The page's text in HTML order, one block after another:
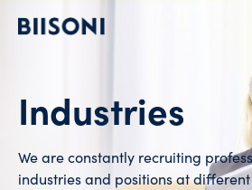
Industries
We are constantly recruiting
industries and positions at